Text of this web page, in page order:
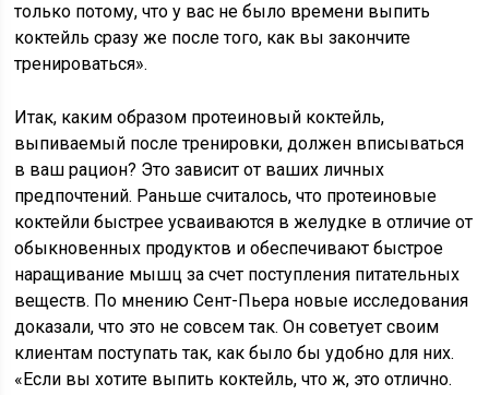
только потому, что у вас не было времени выпить
коктейль сразу же после того, как вы закончите
тренироваться».
Итак, каким образом протеиновый коктейль,
выпиваемый после тренировки, должен вписываться
в ваш рацион? Это зависит от ваших личных
предпочтений. Раньше считалось, что протеиновые
коктейли быстрее усваиваются в желудке в отличие от
обыкновенных продуктов и обеспечивают быстрое
наращивание мышц за счет поступления питательных
веществ. По мнению Сент-Пьера новые исследования
доказали, что это не совсем так. Он советует своим
клиентам поступать так, как было бы удобно для них.
«Если вы хотите выпить коктейль, что ж, это отлично.